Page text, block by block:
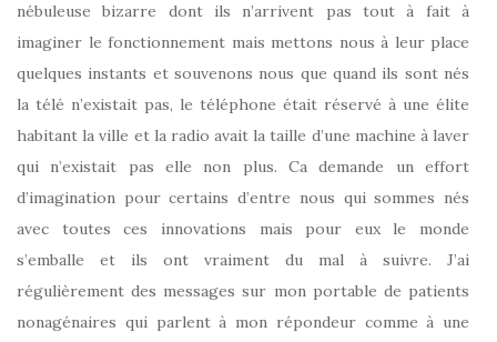
nébuleuse bizarre dont ils n’arrivent pas tout à fait à
imaginer le fonctionnement mais mettons nous à leur place
quelques instants et souvenons nous que quand ils sont nés
la télé n’existait pas, le téléphone était réservé à une élite
habitant la ville et la radio avait la taille d’une machine à laver
qui n’existait pas elle non plus. Ca demande un effort
d’imagination pour certains d’entre nous qui sommes nés
avec toutes ces innovations mais pour eux le monde
s’emballe et ils ont vraiment du mal à suivre. J’ai
régulièrement des messages sur mon portable de patients
nonagénaires qui parlent à mon répondeur comme à une